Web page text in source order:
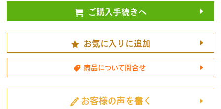
ご購入手続きへ
お気に入りに追加
商品について問合せ
お客様の声を書く